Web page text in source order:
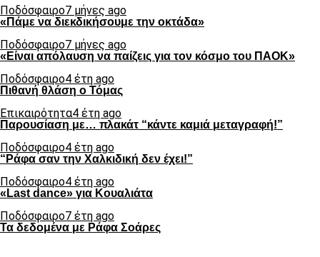
Ποδόσφαιρο7 μήνες ago
«Πάμε να διεκδικήσουμε την οκτάδα»
Ποδόσφαιρο7 μήνες ago
«Είναι απόλαυση να παίζεις για τον κόσμο του ΠΑΟΚ»
Ποδόσφαιρο4 έτη ago
Πιθανή θλάση ο Τόμας
Επικαιρότητα4 έτη ago
Παρουσίαση με… πλακάτ “κάντε καμιά μεταγραφή!”
Ποδόσφαιρο4 έτη ago
“Ράφα σαν την Χαλκιδική δεν έχει!”
Ποδόσφαιρο4 έτη ago
«Last dance» για Κουαλιάτα
Ποδόσφαιρο7 έτη ago
Τα δεδομένα με Ράφα Σοάρες